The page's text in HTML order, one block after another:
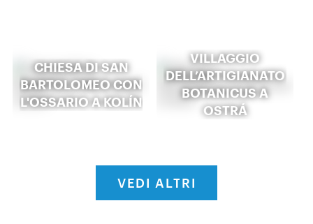
CHIESA DI SAN
BARTOLOMEO CON
L'OSSARIO A KOLÍN
VILLAGGIO
DELL’ARTIGIANATO
BOTANICUS A
OSTRÁ
VEDI ALTRI